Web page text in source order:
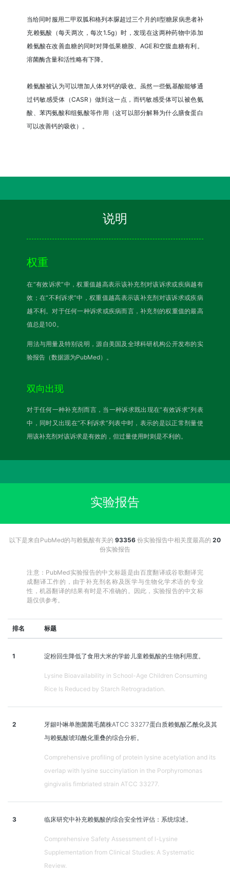
当给同时服用二甲双胍和格列本脲超过三个月的II型糖尿病患者补
充赖氨酸（每天两次，每次1.5g）时，发现在这两种药物中添加
赖氨酸在改善血糖的同时对降低果糖胺、AGE和空腹血糖有利。
溶菌酶含量和活性略有下降。
赖氨酸被认为可以增加人体对钙的吸收。虽然一些氨基酸能够通
过钙敏感受体（CASR）做到这一点，而钙敏感受体可以被色氨
酸、苯丙氨酸和组氨酸等作用（这可以部分解释为什么膳食蛋白
可以改善钙的吸收）。
说明
权重
在“有效诉求”中，权重值越高表示该补充剂对该诉求或疾病越有
效；在“不利诉求”中，权重值越高表示该补充剂对该诉求或疾病
越不利。对于任何一种诉求或疾病而言，补充剂的权重值的最高
值总是100。
用法与用量及特别说明，源自美国及全球科研机构公开发布的实
验报告（数据源为PubMed）。
双向出现
对于任何一种补充剂而言，当一种诉求既出现在“有效诉求”列表
中，同时又出现在“不利诉求”列表中时，表示的是以正常剂量使
用该补充剂对该诉求是有效的，但过量使用时则是不利的。
实验报告
以下是来自PubMed的与赖氨酸有关的 93356 份实验报告中相关度最高的 20
份实验报告
注意：PubMed实验报告的中文标题是由百度翻译或谷歌翻译完
成翻译工作的，由于补充剂名称及医学与生物化学术语的专业
性，机器翻译的结果有时是不准确的。因此，实验报告的中文标
题仅供参考。
排名 标题
1 淀粉回生降低了食用大米的学龄儿童赖氨酸的生物利用度。
Lysine Bioavailability in School-Age Children Consuming
Rice Is Reduced by Starch Retrogradation.
2
牙龈卟啉单胞菌菌毛菌株ATCC 33277蛋白质赖氨酸乙酰化及其
与赖氨酸琥珀酰化重叠的综合分析。
Comprehensive profiling of protein lysine acetylation and its
overlap with lysine succinylation in the Porphyromonas
gingivalis fimbriated strain ATCC 33277.
3 临床研究中补充赖氨酸的综合安全性评估：系统综述。
Comprehensive Safety Assessment of l-Lysine
Supplementation from Clinical Studies: A Systematic
Review.